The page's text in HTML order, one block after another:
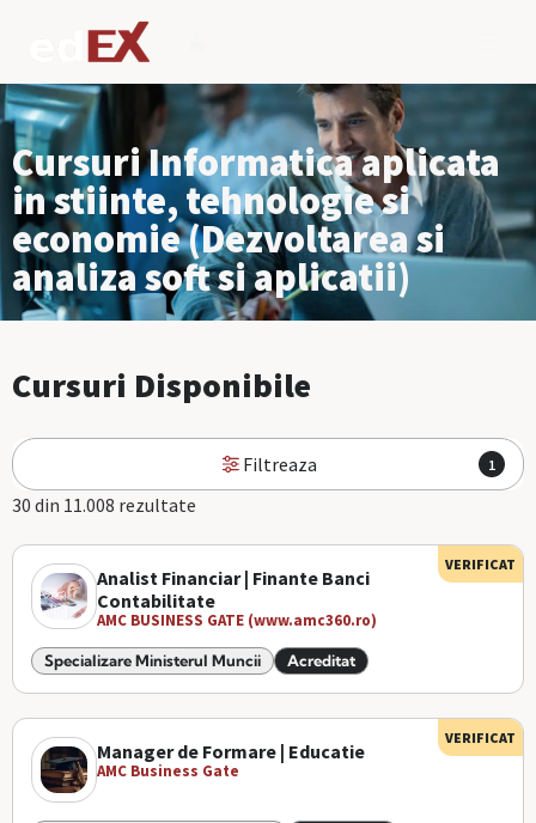
Cursuri Informatica aplicata
in stiinte, tehnologie si
economie (Dezvoltarea si
analiza soft si aplicatii)
Cursuri Disponibile
Filtreaza 1
30 din 11.008 rezultate
Analist Financiar | Finante Banci
Contabilitate
AMC BUSINESS GATE (www.amc360.ro)
Specializare Ministerul Muncii Acreditat
VERIFICAT
Manager de Formare | Educatie
AMC Business Gate
VERIFICAT